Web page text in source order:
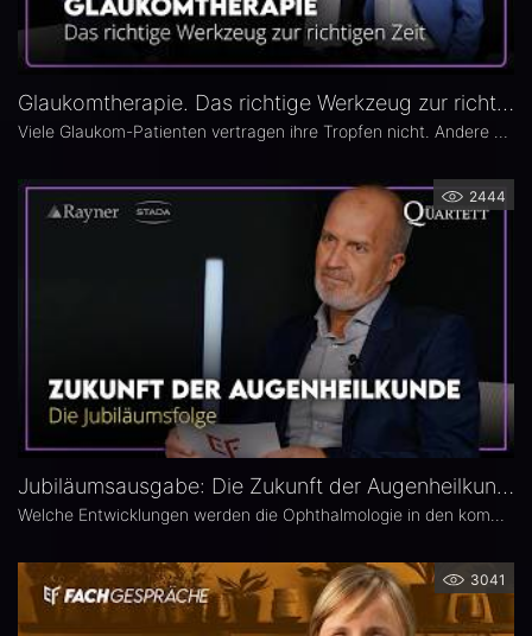
Glaukomtherapie. Das richtige Werkzeug zur richtigen Zeit – Das 26. Ophthalmologische Quartett
2444
Jubiläumsausgabe: Die Zukunft der Augenheilkunde – Das 25. Ophthalmologische Quartett
3041